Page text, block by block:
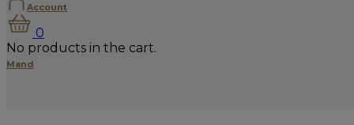
Account
0
No products in the cart.
Mand